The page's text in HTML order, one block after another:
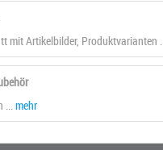
mit Artikelbilder, Produktvarianten ...
mehr